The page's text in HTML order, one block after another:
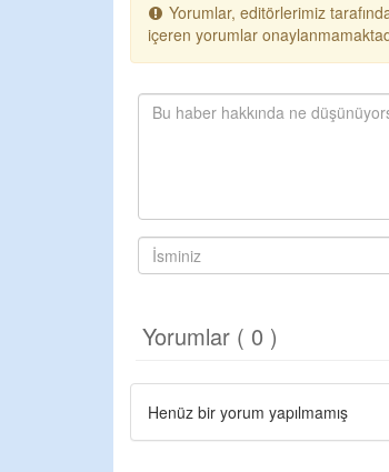
Yorumlar, editörlerimiz
içeren yorumlar
Yorumlar ( 0 )
Henüz bir yorum yapılmamış